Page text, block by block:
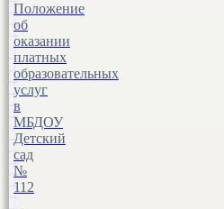
Положение
об
оказании
платных
образовательных
услуг
в
МБДОУ
Детский
сад
№
112